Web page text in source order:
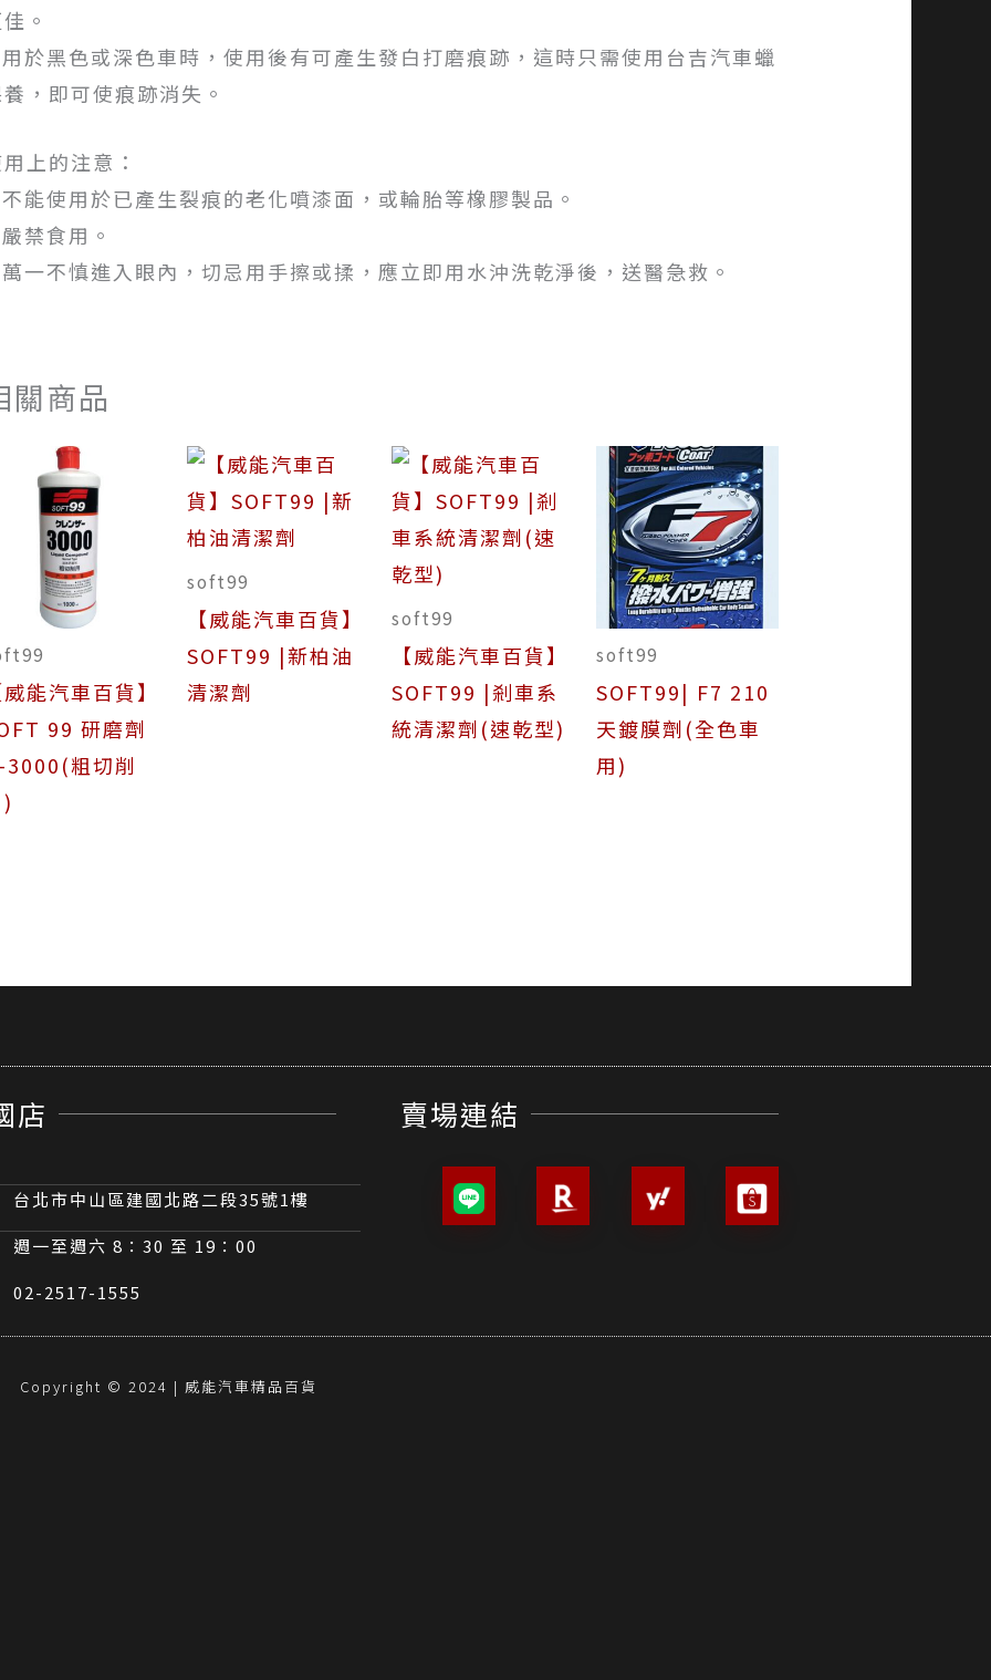
。
於黑色或深色車時，使用後有可產生發白打磨痕跡，這時只需使用台吉汽車蠟
，即可使痕跡消失。
上的注意：
能使用於已產生裂痕的老化噴漆面，或輪胎等橡膠製品。
禁食用。
一不慎進入眼內，切忌用手擦或揉，應立即用水沖洗乾淨後，送醫急救。
關商品
能汽車百貨】
99 研磨劑
3000(粗切削
soft99
【威能汽車百貨】
SOFT99 |新柏油
清潔劑
soft99
【威能汽車百貨】
SOFT99 |剎車系
統清潔劑(速乾型)
soft99
SOFT99| F7 210
天鍍膜劑(全色車
用)
店
台北市中山區建國北路二段35號1樓
週一至週六 8：30 至 19：00
02-2517-1555
賣場連結
Copyright © 2024 | 威能汽車精品百貨